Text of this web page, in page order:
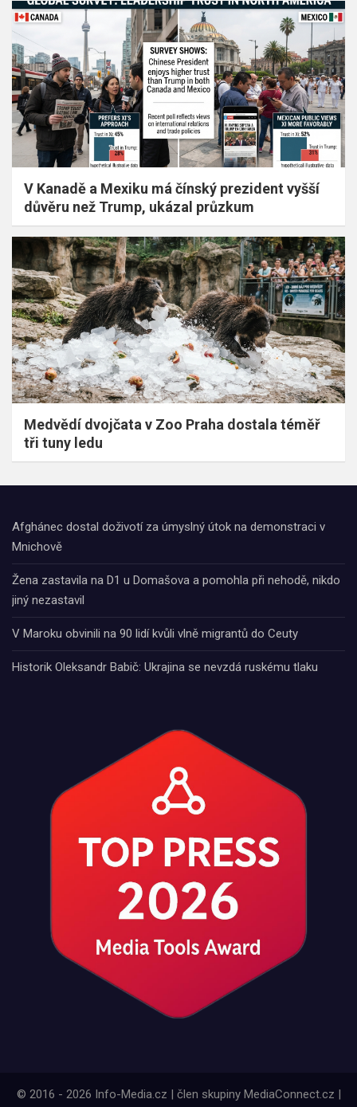
V Kanadě a Mexiku má čínský prezident vyšší
důvěru než Trump, ukázal průzkum
Medvědí dvojčata v Zoo Praha dostala téměř
tři tuny ledu
Afghánec dostal doživotí za úmyslný útok na demonstraci v
Mnichově
Žena zastavila na D1 u Domašova a pomohla při nehodě, nikdo
jiný nezastavil
V Maroku obvinili na 90 lidí kvůli vlně migrantů do Ceuty
Historik Oleksandr Babič: Ukrajina se nevzdá ruskému tlaku
© 2016 - 2026 Info-Media.cz | člen skupiny MediaConnect.cz |